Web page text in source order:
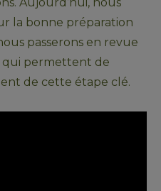
la bonne préparation
passerons en revue
qui permettent de
de cette étape clé.